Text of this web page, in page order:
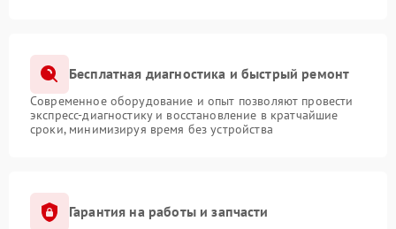
Бесплатная диагностика и быстрый ремонт
Современное оборудование и опыт позволяют провести
экспресс-диагностику и восстановление в кратчайшие
сроки, минимизируя время без устройства
Гарантия на работы и запчасти